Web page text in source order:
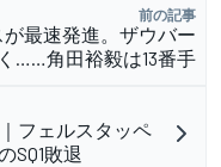
前の記事
が最速発進。ザウバー
……角田裕毅は13番手
フェルスタッペ
敗退